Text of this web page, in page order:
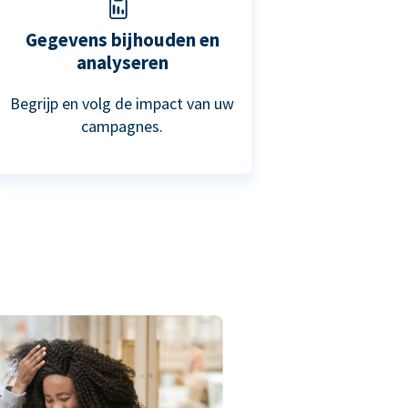
Gegevens bijhouden en
analyseren
Begrijp en volg de impact van uw
campagnes.